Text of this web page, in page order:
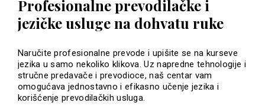
Profesionalne prevodilačke i
jezičke usluge na dohvatu ruke
Naručite profesionalne prevode i upišite se na kurseve
jezika u samo nekoliko klikova. Uz napredne tehnologije i
stručne predavače i prevodioce, naš centar vam
omogućava jednostavno i efikasno učenje jezika i
korišćenje prevodilačkih usluga.